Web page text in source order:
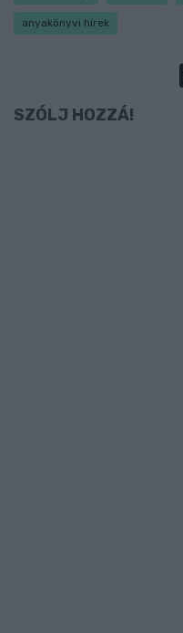
anyakönyvi hírek
SZÓLJ HOZZÁ!